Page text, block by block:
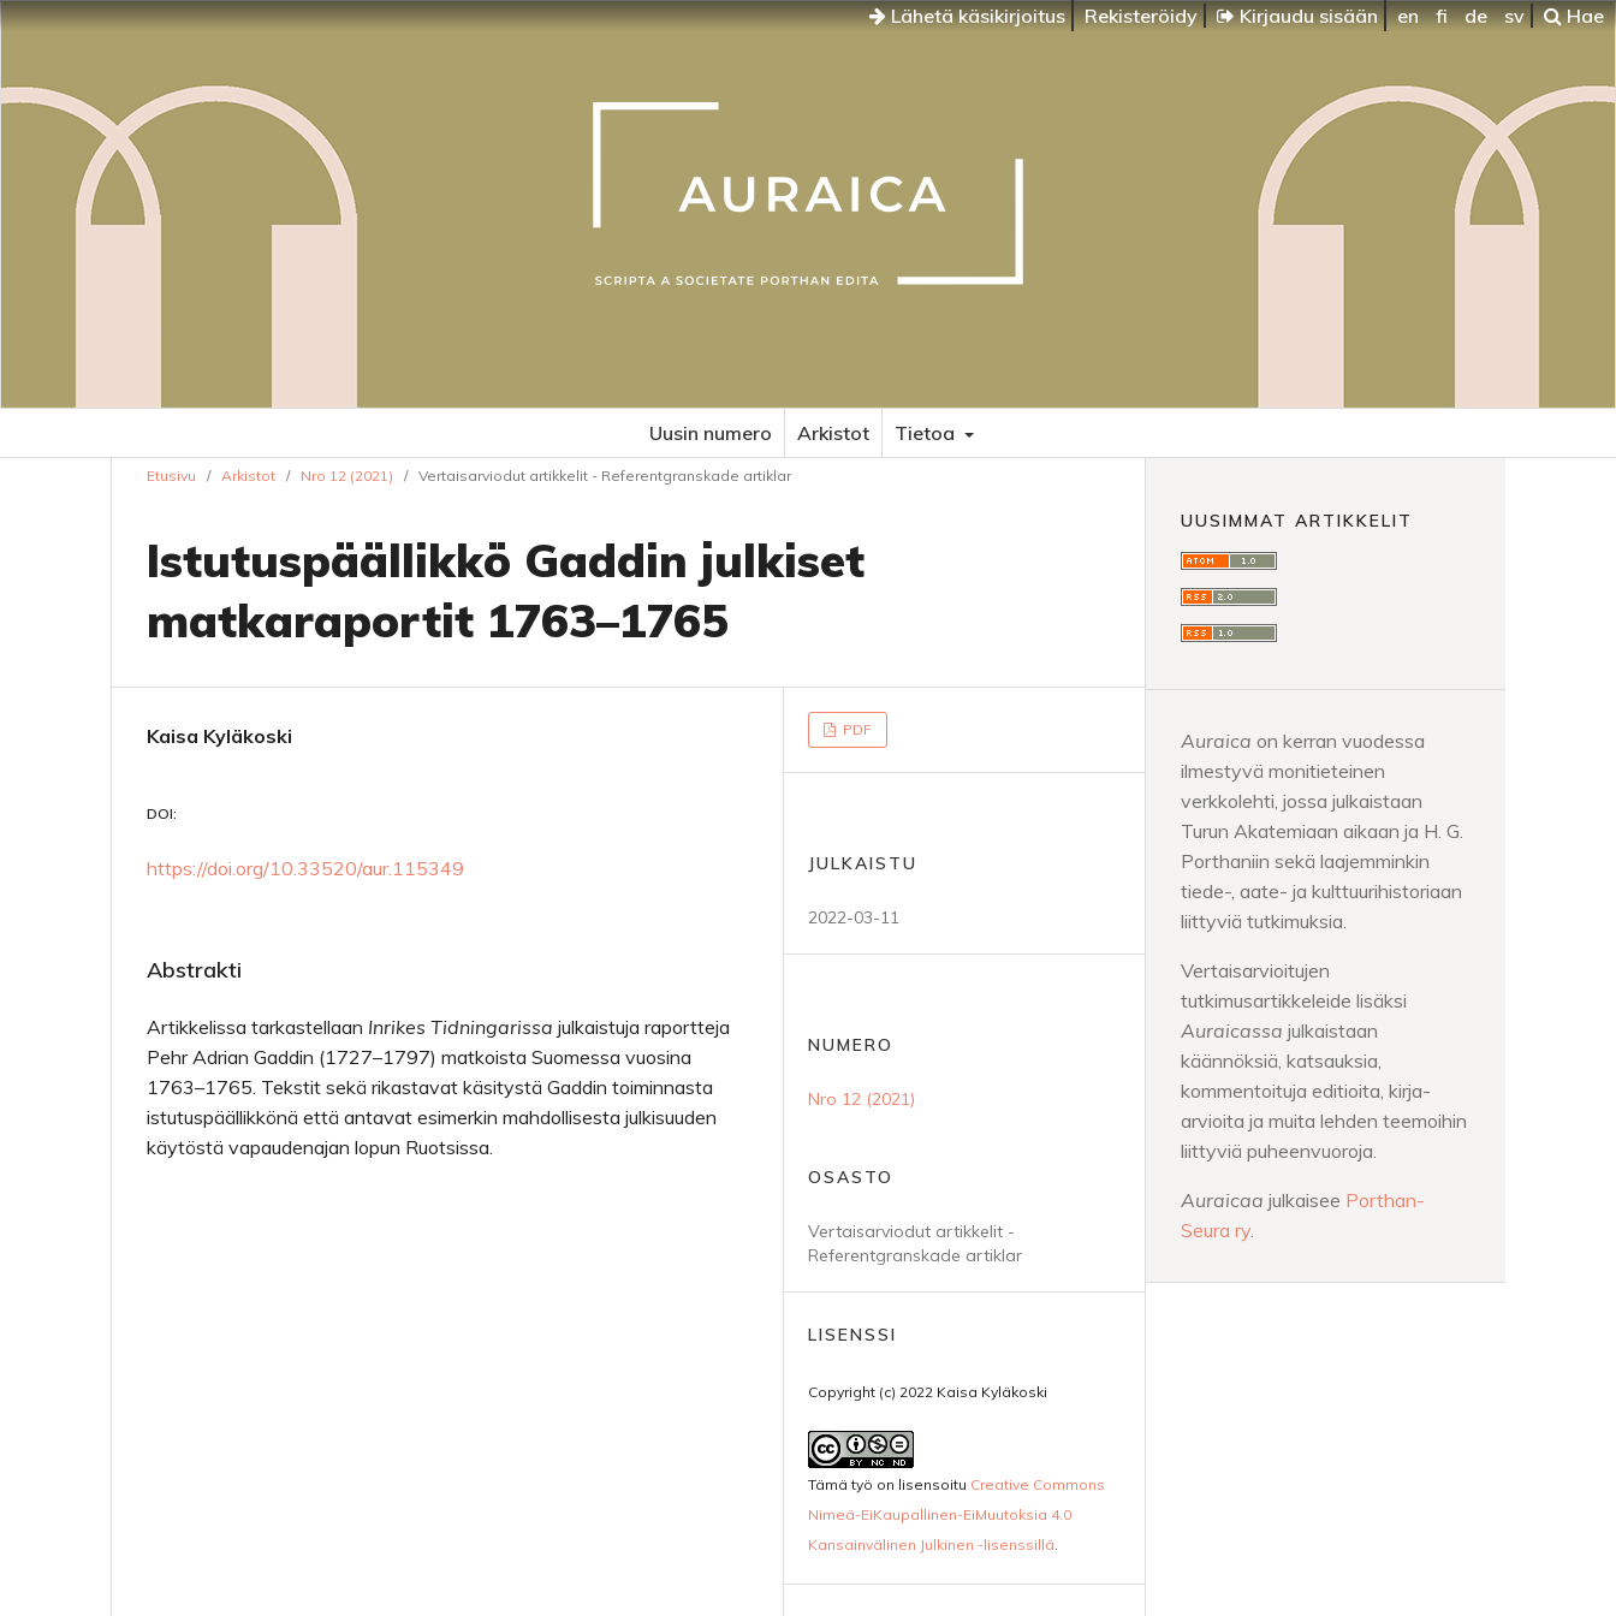
Lähetä käsikirjoitus Rekisteröidy Kirjaudu sisään en fi de sv Hae
Uusin numero Arkistot Tietoa
Etusivu / Arkistot / Nro 12 (2021) / Vertaisarviodut artikkelit - Referentgranskade artiklar
Istutuspäällikkö Gaddin julkiset
matkaraportit 1763–1765
Kaisa Kyläkoski
DOI:
https://doi.org/10.33520/aur.115349
Abstrakti
Artikkelissa tarkastellaan Inrikes Tidningarissa julkaistuja raportteja
Pehr Adrian Gaddin (1727–1797) matkoista Suomessa vuosina
1763–1765. Tekstit sekä rikastavat käsitystä Gaddin toiminnasta
istutuspäällikkönä että antavat esimerkin mahdollisesta julkisuuden
käytöstä vapaudenajan lopun Ruotsissa.
PDF
JULKAISTU
2022-03-11
NUMERO
Nro 12 (2021)
OSASTO
Vertaisarviodut artikkelit -
Referentgranskade artiklar
LISENSSI
Copyright (c) 2022 Kaisa Kyläkoski
Tämä työ on lisensoitu Creative Commons
Nimeä-EiKaupallinen-EiMuutoksia 4.0
Kansainvälinen Julkinen -lisenssillä.
UUSIMMAT ARTIKKELIT
Auraica on kerran vuodessa
ilmestyvä monitieteinen
verkkolehti, jossa julkaistaan
Turun Akatemiaan aikaan ja H. G.
Porthaniin sekä laajemminkin
tiede-, aate- ja kulttuurihistoriaan
liittyviä tutkimuksia.
Vertaisarvioitujen
tutkimusartikkeleide lisäksi
Auraicassa julkaistaan
käännöksiä, katsauksia,
kommentoituja editioita, kirja-
arvioita ja muita lehden teemoihin
liittyviä puheenvuoroja.
Auraicaa julkaisee Porthan-
Seura ry